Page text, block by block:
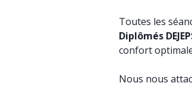
Toutes les
Diplômés
confort
Nous nous